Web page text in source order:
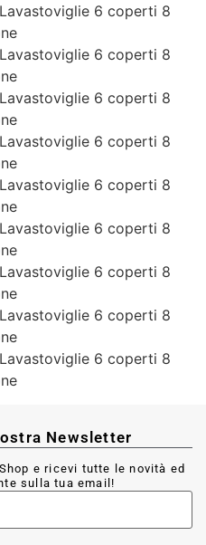
6 coperti 8
6 coperti 8
6 coperti 8
6 coperti 8
6 coperti 8
6 coperti 8
6 coperti 8
6 coperti 8
6 coperti 8
Newsletter
e ricevi tutte le novità ed
sulla tua email!